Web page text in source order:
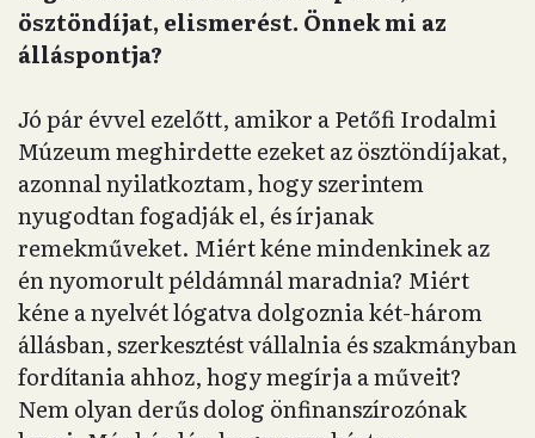
ösztöndíjat, elismerést. Önnek mi az
álláspontja?
Jó pár évvel ezelőtt, amikor a Petőfi Irodalmi
Múzeum meghirdette ezeket az ösztöndíjakat,
azonnal nyilatkoztam, hogy szerintem
nyugodtan fogadják el, és írjanak
remekműveket. Miért kéne mindenkinek az
én nyomorult példámnál maradnia? Miért
kéne a nyelvét lógatva dolgoznia két-három
állásban, szerkesztést vállalnia és szakmányban
fordítania ahhoz, hogy megírja a műveit?
Nem olyan derűs dolog önfinanszírozónak